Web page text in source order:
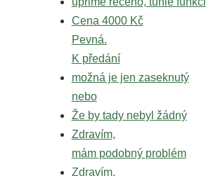
Cena 4000 Kč
Pevná.
K předání
možná je jen zaseknutý
nebo
Že by tady nebyl žádný
Zdravím,
mám podobný problém
Zdravím,